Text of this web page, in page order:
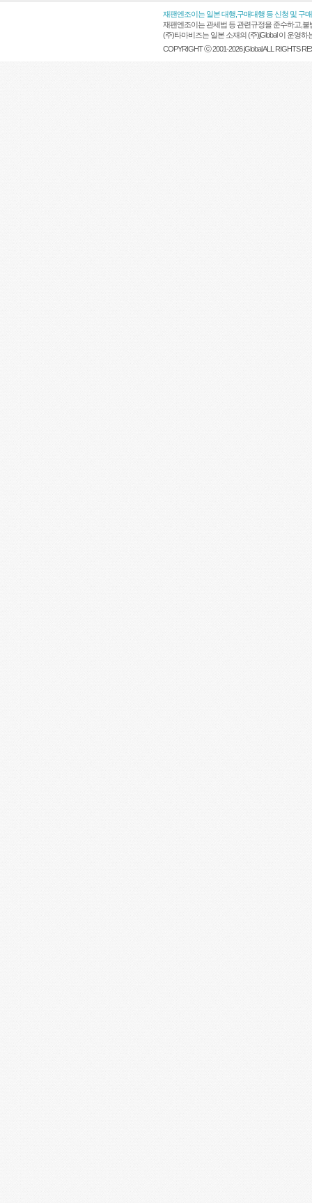
재팬엔조이는 일본 대행,구매대행 등 신청 및 구
재팬엔조이는 관세법 등 관련규정을 준수하고,
(주)타마비즈는 일본 소재의 (주)jGlobal 이 운영
COPYRIGHT ⓒ 2001-2026 jGlobal ALL RIGHTS